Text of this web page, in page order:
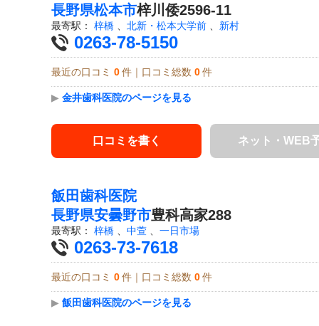
長野県松本市梓川倭2596-11
最寄駅： 梓橋 、 北新・松本大学前 、 新村
0263-78-5150
最近の口コミ 0 件｜口コミ総数 0 件
▶ 金井歯科医院のページを見る
口コミを書く ネット・WEB
飯田歯科医院
長野県安曇野市豊科高家288
最寄駅： 梓橋 中萱 一日市場
0263-73-7618
最近の口コミ 0 件｜口コミ総数 0 件
▶ 飯田歯科医院のページを見る